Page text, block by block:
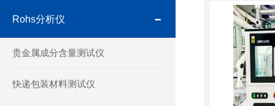
Rohs分析仪
贵金属成分含量测试仪
快递包装材料测试仪